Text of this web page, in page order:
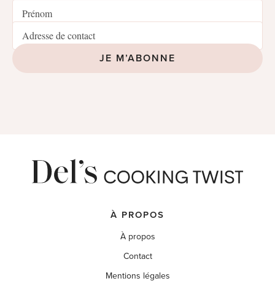
JE M’ABONNE
À PROPOS
À propos
Contact
Mentions légales